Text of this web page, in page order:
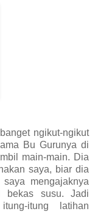
ngikut-ngikut
Bu Gurunya di
main-main. Dia
saya, biar dia
mengajaknya
bekas susu. Jadi
itung latihan